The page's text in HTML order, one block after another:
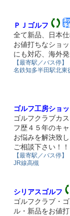
ＰＪゴルフ
全て新品、日本
お値打ちなショ
にも対応、海外
【最寄駅／バス停】
名鉄知多半田駅北東
ゴルフ工房ショ
ゴルフクラブカ
フ歴４５年のキ
お悩みを解決致
ご相談下さい！！
【最寄駅／バス停】
JR線高槻
シリアスゴルフ
ゴルフクラブ・
ル・新品をお値